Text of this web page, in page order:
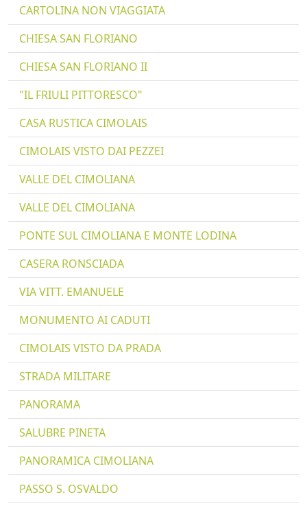
CARTOLINA NON VIAGGIATA
CHIESA SAN FLORIANO
CHIESA SAN FLORIANO II
"IL FRIULI PITTORESCO"
CASA RUSTICA CIMOLAIS
CIMOLAIS VISTO DAI PEZZEI
VALLE DEL CIMOLIANA
VALLE DEL CIMOLIANA
PONTE SUL CIMOLIANA E MONTE LODINA
CASERA RONSCIADA
VIA VITT. EMANUELE
MONUMENTO AI CADUTI
CIMOLAIS VISTO DA PRADA
STRADA MILITARE
PANORAMA
SALUBRE PINETA
PANORAMICA CIMOLIANA
PASSO S. OSVALDO